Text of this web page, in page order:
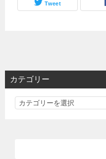
Tweet
カテゴリー
カ